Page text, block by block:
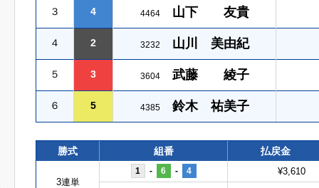
３ 4 4464 山下 友貴
４ 2 3232 山川 美由紀
５ 3 3604 武藤 綾子
６ 5 4385 鈴木 祐美子
勝式 組番 払戻金
3連単
1 - 6 - 4 ¥3,610